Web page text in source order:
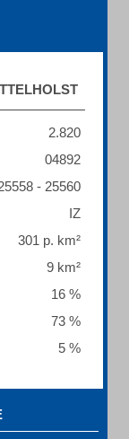
2.820
04892
- 25560
IZ
301 p. km²
9 km²
16 %
73 %
5 %